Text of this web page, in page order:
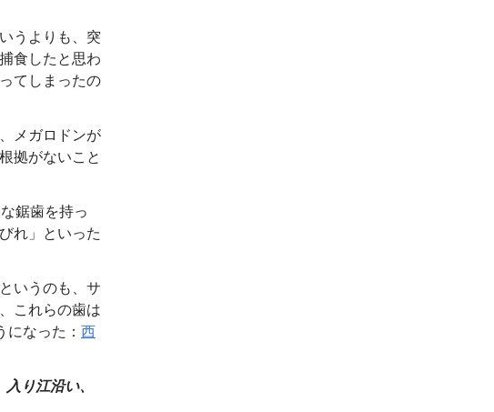
うよりも、突
食したと思わ
てしまったの
メガロドンが
拠がないこと
鋸歯を持っ
れ」といった
いうのも、サ
これらの歯は
なった： 西
り江沿い、